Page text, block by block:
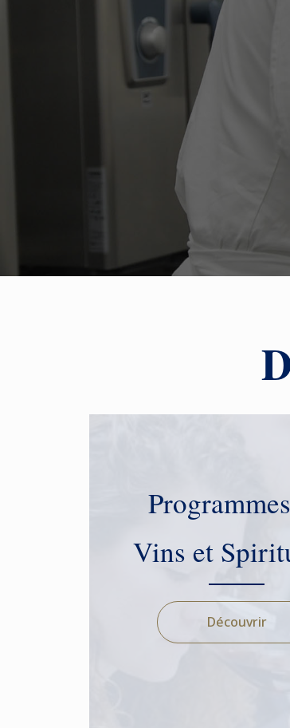
Vins et
Découvrir